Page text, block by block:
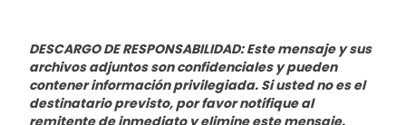
DESCARGO DE RESPONSABILIDAD: Este mensaje y sus
archivos adjuntos son confidenciales y pueden
contener información privilegiada. Si usted no es el
destinatario previsto, por favor notifique al